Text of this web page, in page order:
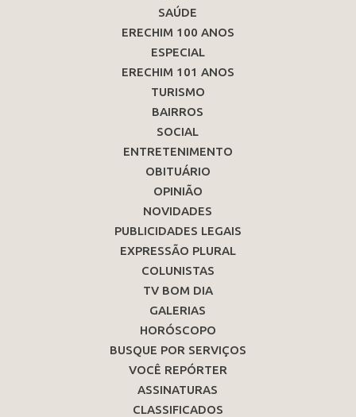
SAÚDE
ERECHIM 100 ANOS
ESPECIAL
ERECHIM 101 ANOS
TURISMO
BAIRROS
SOCIAL
ENTRETENIMENTO
OBITUÁRIO
OPINIÃO
NOVIDADES
PUBLICIDADES LEGAIS
EXPRESSÃO PLURAL
COLUNISTAS
TV BOM DIA
GALERIAS
HORÓSCOPO
BUSQUE POR SERVIÇOS
VOCÊ REPÓRTER
ASSINATURAS
CLASSIFICADOS